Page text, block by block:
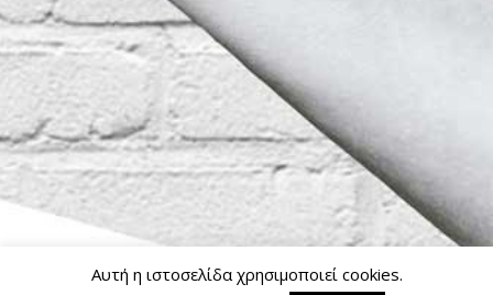
Αυτή η ιστοσελίδα χρησιμοποιεί cookies.